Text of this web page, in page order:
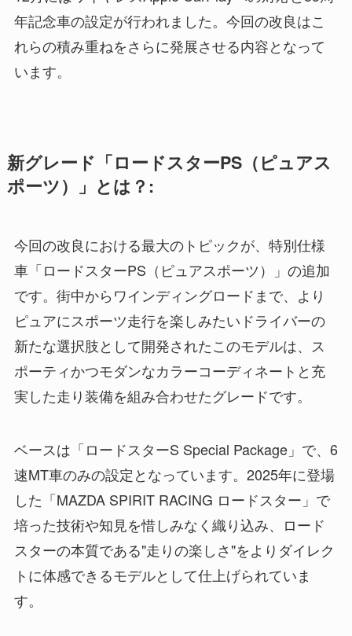
年記念車の設定が行われました。今回の改良はこ
れらの積み重ねをさらに発展させる内容となって
います。
新グレード「ロードスターPS（ピュアス
ポーツ）」とは？:
今回の改良における最大のトピックが、特別仕様
車「ロードスターPS（ピュアスポーツ）」の追加
です。街中からワインディングロードまで、より
ピュアにスポーツ走行を楽しみたいドライバーの
新たな選択肢として開発されたこのモデルは、ス
ポーティかつモダンなカラーコーディネートと充
実した走り装備を組み合わせたグレードです。
ベースは「ロードスターS Special Package」で、6
速MT車のみの設定となっています。2025年に登場
した「MAZDA SPIRIT RACING ロードスター」で
培った技術や知見を惜しみなく織り込み、ロード
スターの本質である"走りの楽しさ"をよりダイレク
トに体感できるモデルとして仕上げられていま
す。